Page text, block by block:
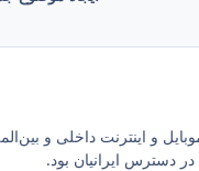
خطوط موبایل و اینترنت
دسترس ایرانیان بود.